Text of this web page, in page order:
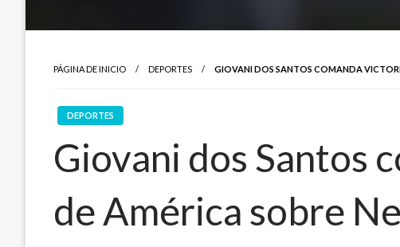
PÁGINA DE INICIO DEPORTES GIOVANI DOS SANTOS COMANDA
DEPORTES
Giovani dos Santos
de América sobre